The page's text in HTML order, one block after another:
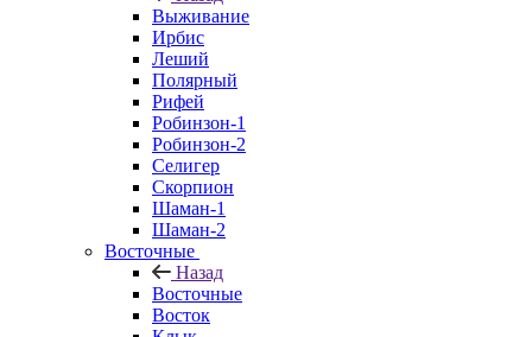
Выживание
Ирбис
Леший
Полярный
Рифей
Робинзон-1
Робинзон-2
Селигер
Скорпион
Шаман-1
Шаман-2
Восточные
Назад
Восточные
Восток